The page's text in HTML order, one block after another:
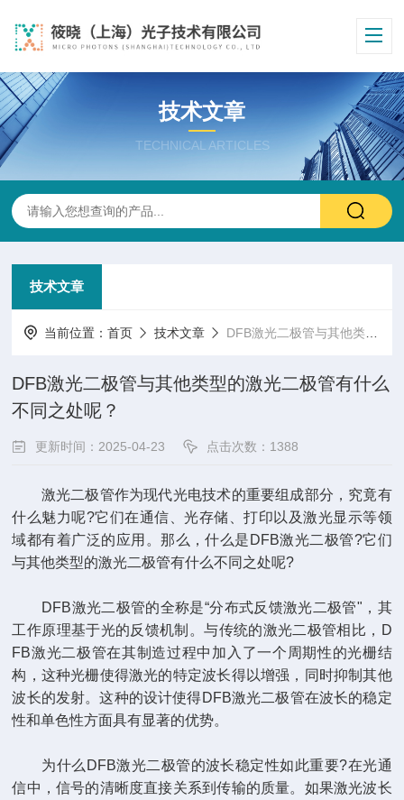
技术文章
TECHNICAL ARTICLES
技术文章
当前位置：首页 技术文章 DFB激光二极管与其他类型的激光二极管有什么不同之处呢？
DFB激光二极管与其他类型的激光二极管有什么
不同之处呢？
更新时间：2025-04-23 点击次数：1388
激光二极管作为现代光电技术的重要组成部分，究竟有
什么魅力呢?它们在通信、光存储、打印以及激光显示等领
域都有着广泛的应用。那么，什么是DFB激光二极管?它们
与其他类型的激光二极管有什么不同之处呢?
DFB激光二极管的全称是“分布式反馈激光二极管"，其
工作原理基于光的反馈机制。与传统的激光二极管相比，D
FB激光二极管在其制造过程中加入了一个周期性的光栅结
构，这种光栅使得激光的特定波长得以增强，同时抑制其他
波长的发射。这种的设计使得DFB激光二极管在波长的稳定
性和单色性方面具有显著的优势。
为什么DFB激光二极管的波长稳定性如此重要?在光通
信中，信号的清晰度直接关系到传输的质量。如果激光波长